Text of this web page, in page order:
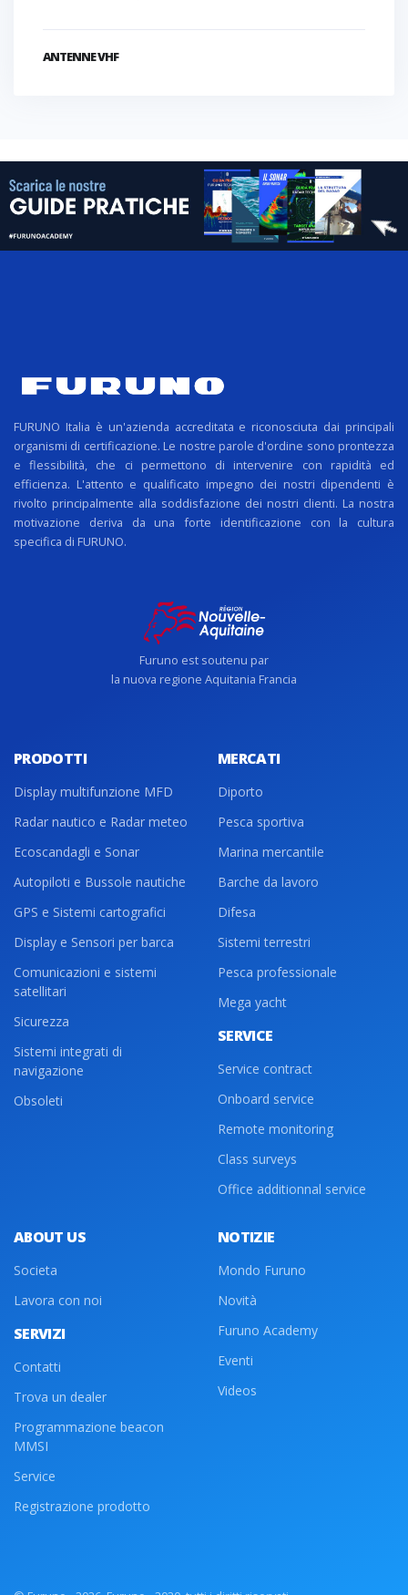
ANTENNE VHF
FURUNO Italia è un'azienda accreditata e riconosciuta dai principali
organismi di certificazione. Le nostre parole d'ordine sono prontezza
e flessibilità, che ci permettono di intervenire con rapidità ed
efficienza. L'attento e qualificato impegno dei nostri dipendenti è
rivolto principalmente alla soddisfazione dei nostri clienti. La nostra
motivazione deriva da una forte identificazione con la cultura
specifica di FURUNO.
Furuno est soutenu par
la nuova regione Aquitania Francia
PRODOTTI
Display multifunzione MFD
Radar nautico e Radar meteo
Ecoscandagli e Sonar
Autopiloti e Bussole nautiche
GPS e Sistemi cartografici
Display e Sensori per barca
Comunicazioni e sistemi
satellitari
Sicurezza
Sistemi integrati di
navigazione
Obsoleti
MERCATI
Diporto
Pesca sportiva
Marina mercantile
Barche da lavoro
Difesa
Sistemi terrestri
Pesca professionale
Mega yacht
SERVICE
Service contract
Onboard service
Remote monitoring
Class surveys
Office additionnal service
ABOUT US
Societa
Lavora con noi
SERVIZI
Contatti
Trova un dealer
Programmazione beacon
MMSI
Service
Registrazione prodotto
NOTIZIE
Mondo Furuno
Novità
Furuno Academy
Eventi
Videos